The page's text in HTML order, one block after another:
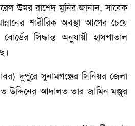
উমর রাশেদ মুনির জানান, সাবেক
শারীরিক অবস্থা আগের চেয়ে
সিদ্ধান্ত অনুযায়ী হাসপাতাল
দুপুরে সুনামগঞ্জের সিনিয়র জেলা
উদ্দিনের আদালত তার জামিন মঞ্জুর